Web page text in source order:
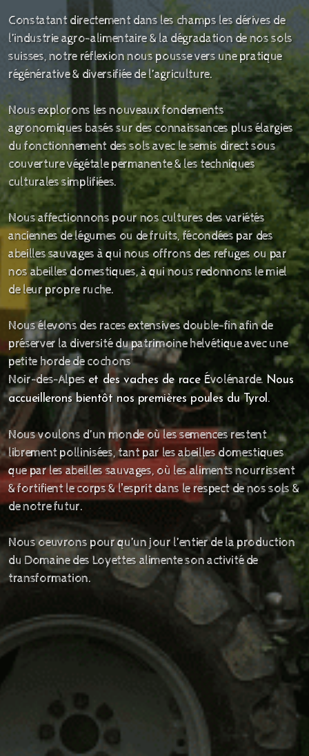
Constatant directement dans les champs les dérives de
l’industrie agro-alimentaire & la dégradation de nos sols
suisses, notre réflexion nous pousse vers une pratique
régénérative & diversifiée de l’agriculture.
Nous explorons les nouveaux fondements
agronomiques basés sur des connaissances plus élargies
du fonctionnement des sols avec le semis direct sous
couverture végétale permanente & les techniques
culturales simplifiées.
Nous affectionnons pour nos cultures des variétés
anciennes de légumes ou de fruits, fécondées par des
abeilles sauvages à qui nous offrons des refuges ou par
nos abeilles domestiques, à qui nous redonnons le miel
de leur propre ruche.
Nous élevons des races extensives double-fin afin de
préserver la diversité du patrimoine helvétique avec une
petite horde de cochons
Noir-des-Alpes et des vaches de race Évolénarde. Nous
accueillerons bientôt nos premières poules du Tyrol.
Nous voulons d’un monde où les semences restent
librement pollinisées, tant par les abeilles domestiques
que par les abeilles sauvages, où les aliments nourrissent
& fortifient le corps & lʼesprit dans le respect de nos sols &
de notre futur.
Nous oeuvrons pour qu’un jour l’entier de la production
du Domaine des Loyettes alimente son activité de
transformation.